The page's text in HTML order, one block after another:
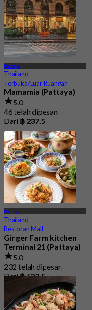
Pattaya
Thailand
Terbuka/Luar Ruangan
Mamamia (Pattaya)
5.0
46 telah dipesan
Dari ฿ 237.5
Pattaya
Thailand
Restoran Mall
Ginger Farm kitchen
Terminal 21 (Pattaya)
5.0
232 telah dipesan
Dari฿ 622.5